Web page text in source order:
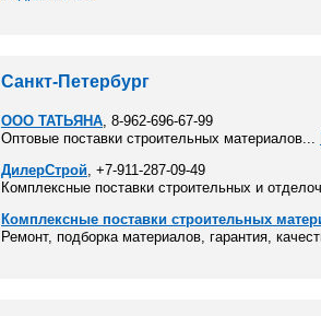
Санкт-Петербург
ООО ТАТЬЯНА, 8-962-696-67-99
Оптовые поставки строительных материалов...
ДилерСтрой, +7-911-287-09-49
Комплексные поставки строительных и
Комплексные поставки строительных
Ремонт, подборка материалов, гарантия,